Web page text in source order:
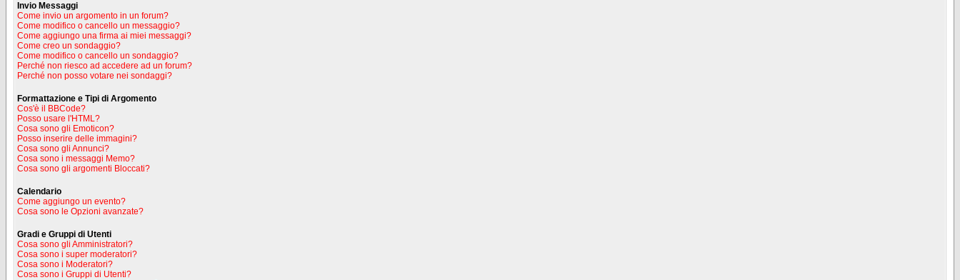
Invio Messaggi
Come invio un argomento in un forum?
Come modifico o cancello un messaggio?
Come aggiungo una firma ai miei messaggi?
Come creo un sondaggio?
Come modifico o cancello un sondaggio?
Perché non riesco ad accedere ad un forum?
Perché non posso votare nei sondaggi?
Formattazione e Tipi di Argomento
Cos'è il BBCode?
Posso usare l'HTML?
Cosa sono gli Emoticon?
Posso inserire delle immagini?
Cosa sono gli Annunci?
Cosa sono i messaggi Memo?
Cosa sono gli argomenti Bloccati?
Calendario
Come aggiungo un evento?
Cosa sono le Opzioni avanzate?
Gradi e Gruppi di Utenti
Cosa sono gli Amministratori?
Cosa sono i super moderatori?
Cosa sono i Moderatori?
Cosa sono i Gruppi di Utenti?